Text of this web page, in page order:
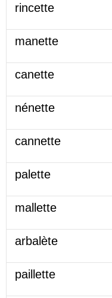
rincette
manette
canette
nénette
cannette
palette
mallette
arbalète
paillette